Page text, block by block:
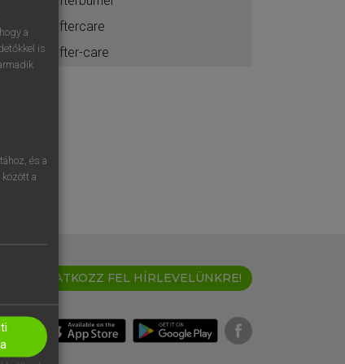
aftercare
after-care
IRATKOZZ FEL HÍRLEVELÜNKRE!
a
is
és a
a